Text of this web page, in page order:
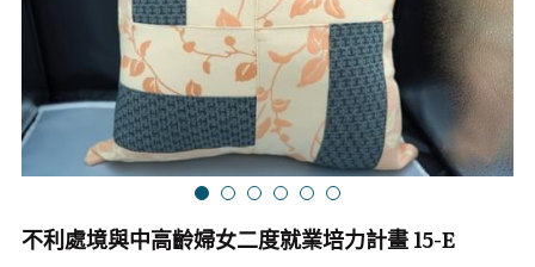
活動集錦
支持贊助
支持計畫
不利處境與中高齡婦女二度就業培力計畫 15-E